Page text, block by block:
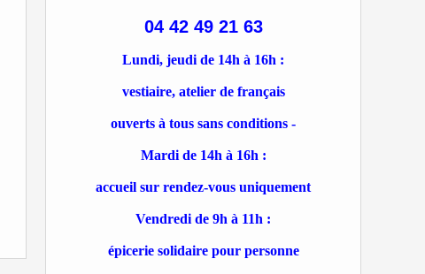
04 42 49 21 63
Lundi, jeudi de 14h à 16h :
vestiaire, atelier de français
ouverts à tous sans conditions -
Mardi de 14h à 16h :
accueil sur rendez-vous uniquement
Vendredi de 9h à 11h :
épicerie solidaire pour personne